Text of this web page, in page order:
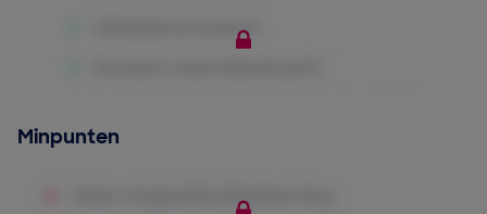
Minpunten